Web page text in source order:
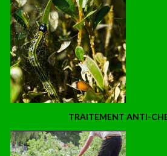
TRAITEMENT ANTI-